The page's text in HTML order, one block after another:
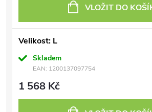
VLOŽIT DO
Velikost: L
Skladem
EAN: 1200137097754
1 568 Kč